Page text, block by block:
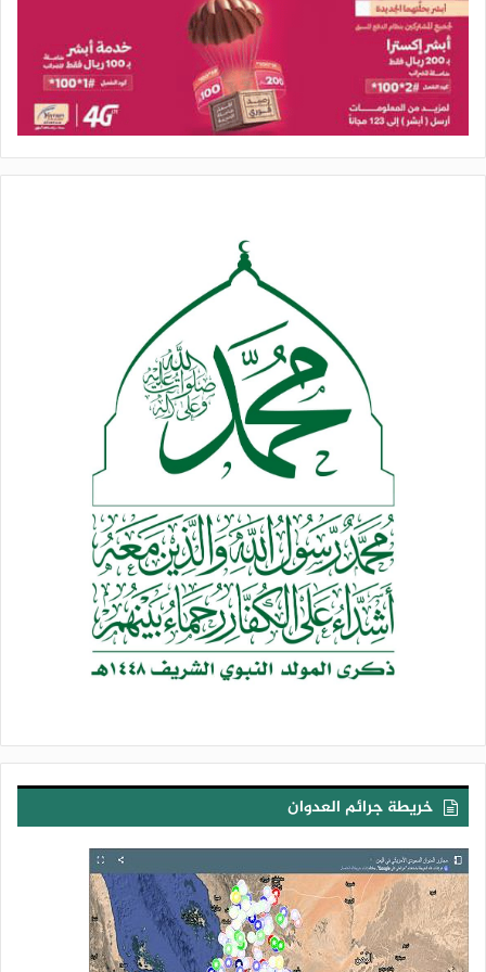
بشكل متجمع في مكان واحد، ينزل على قرية فيجرفها ويدمرها، أو
بأي شكلٍ يضر الإنسان بشكلٍ بالغٍ في حياته، وإنما ينزل بشكل
قطرات، تتجمع فتأتي منها المياه الكثيرة جداً، تحمل السحب- عادةً-
مئات الآلاف من أطنان الماء، ثم ينزل فيستفيد منه الناس بشكلٍ
واسعٍ وعظيم.
نعمة إنزال الماء بهذه الطريقة يفيد الناس من جوانب كثيرة، حتى
مستوى فوائد للأشجار بشكلٍ عام، وللنباتات بشكلٍ عام… وهكذا.
الله “سبحانه وتعالى” {أَنْزَلَ مِنَ السَّمَاءِ مَاءً فَأَخْرَجَ بِهِ مِنَ الثَّمَرَاتِ}،
مختلف أنواع الثمرات والنباتات التي يعتمد عليها الإنسان في غذائه
وقوته، ولا حياة له إلَّا بذلك، ويستفيد منها أيضاً لرعي ماشيته، الأنعام
التي يحتاج إليها في غذائه أيضاً، {فَأَخْرَجَ بِهِ مِنَ الثَّمَرَاتِ رِزْقًا لَكُمْ}،
فهي رزق للإنسان، يلبِّي احتياجات هذا الإنسان، ومتطلبات
وضروريات حياته، في غذائه وقوته، وتمثل أيضاً مصدر دخل على
المستوى النقدي في حركته التجارية في إطار هذه النعمة الكبيرة.
يقول الله “سبحانه وتعالى” أيضاً: {هُوَ الَّذِي أَنْزَلَ مِنَ السَّمَاءِ مَاءً لَكُمْ
مِنْهُ شَرَابٌ وَمِنْهُ شَجَرٌ فِيهِ تُسِيمُونَ}[النحل: الآية10]، {هُوَ}: الله، هو
المنعم علينا بهذه النعمة، فلنتذكر ذلك، ولنشكر الله على ذلكن ولتكن
هذه النعمة مما يشدنا في وجداننا ومشاعرنا إلى الله “سبحانه
وتعالى” بالمحبة له، والرجاء فيما عنده، والتوجه لطاعته، وأن نقابل
نعمه بطاعته، وليس بالإساءة إليه، وهو المنعم العظيم.
حياته، من ضروريات حياته: مياه الشرب، وهذه نعمة عظيمة من الله،
الإنسان إذا افتقد ذلك، وشعر بالظمأ الشديد؛ يدرك كم هذه نعمة
عظيمة من الله، {وَمِنْهُ شَجَرٌ فِيهِ تُسِيمُونَ}، نباتات وأشجار كثيرة، من
ضمن هذه النباتات ما يستفيد منه الإنسان في رعي أغنامه، وأبقاره،
وإبله، وماعزه، وضأنه، يستفيد منه في ذلك: للمواشي، {تُسِيمُونَ}.
{يُنْبِتُ لَكُمْ بِهِ الزَّرْعَ وَالزَّيْتُونَ وَالنَّخِيلَ وَالْأَعْنَابَ وَمِنْ كُلِّ الثَّمَرَاتِ}
[النحل: من الآية11]، ينبت الله “سبحانه وتعالى” بهذا الماء، ويحيي به
خريطة جرائم العدوان